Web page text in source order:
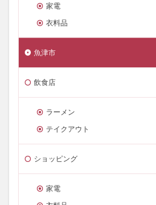
家電
衣料品
魚津市
飲食店
ラーメン
テイクアウト
ショッピング
家電